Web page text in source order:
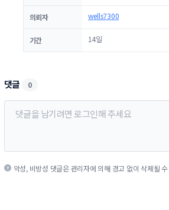
의뢰자 wells7300
기간 14일
댓글 0
악성, 비방성 댓글은 관리자에 의해 경고 없이 삭제될